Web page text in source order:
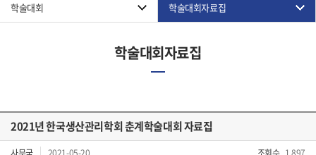
학술대회 학술대회자료집
학술대회자료집
2021년 한국생산관리학회 춘계학술대회 자료집